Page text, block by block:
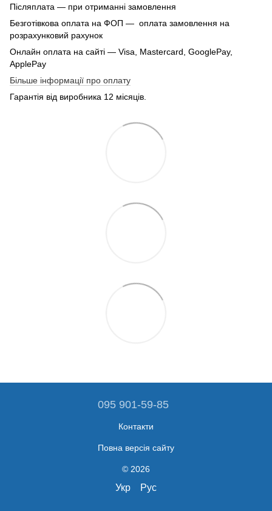
Післяплата — при отриманні замовлення
Безготівкова оплата на ФОП — оплата замовлення на
розрахунковий рахунок
Онлайн оплата на сайті — Visa, Mastercard, GooglePay,
ApplePay
Більше інформації про оплату
Гарантія від виробника 12 місяців.
095 901-59-85
Контакти
Повна версія сайту
© 2026
Укр Рус